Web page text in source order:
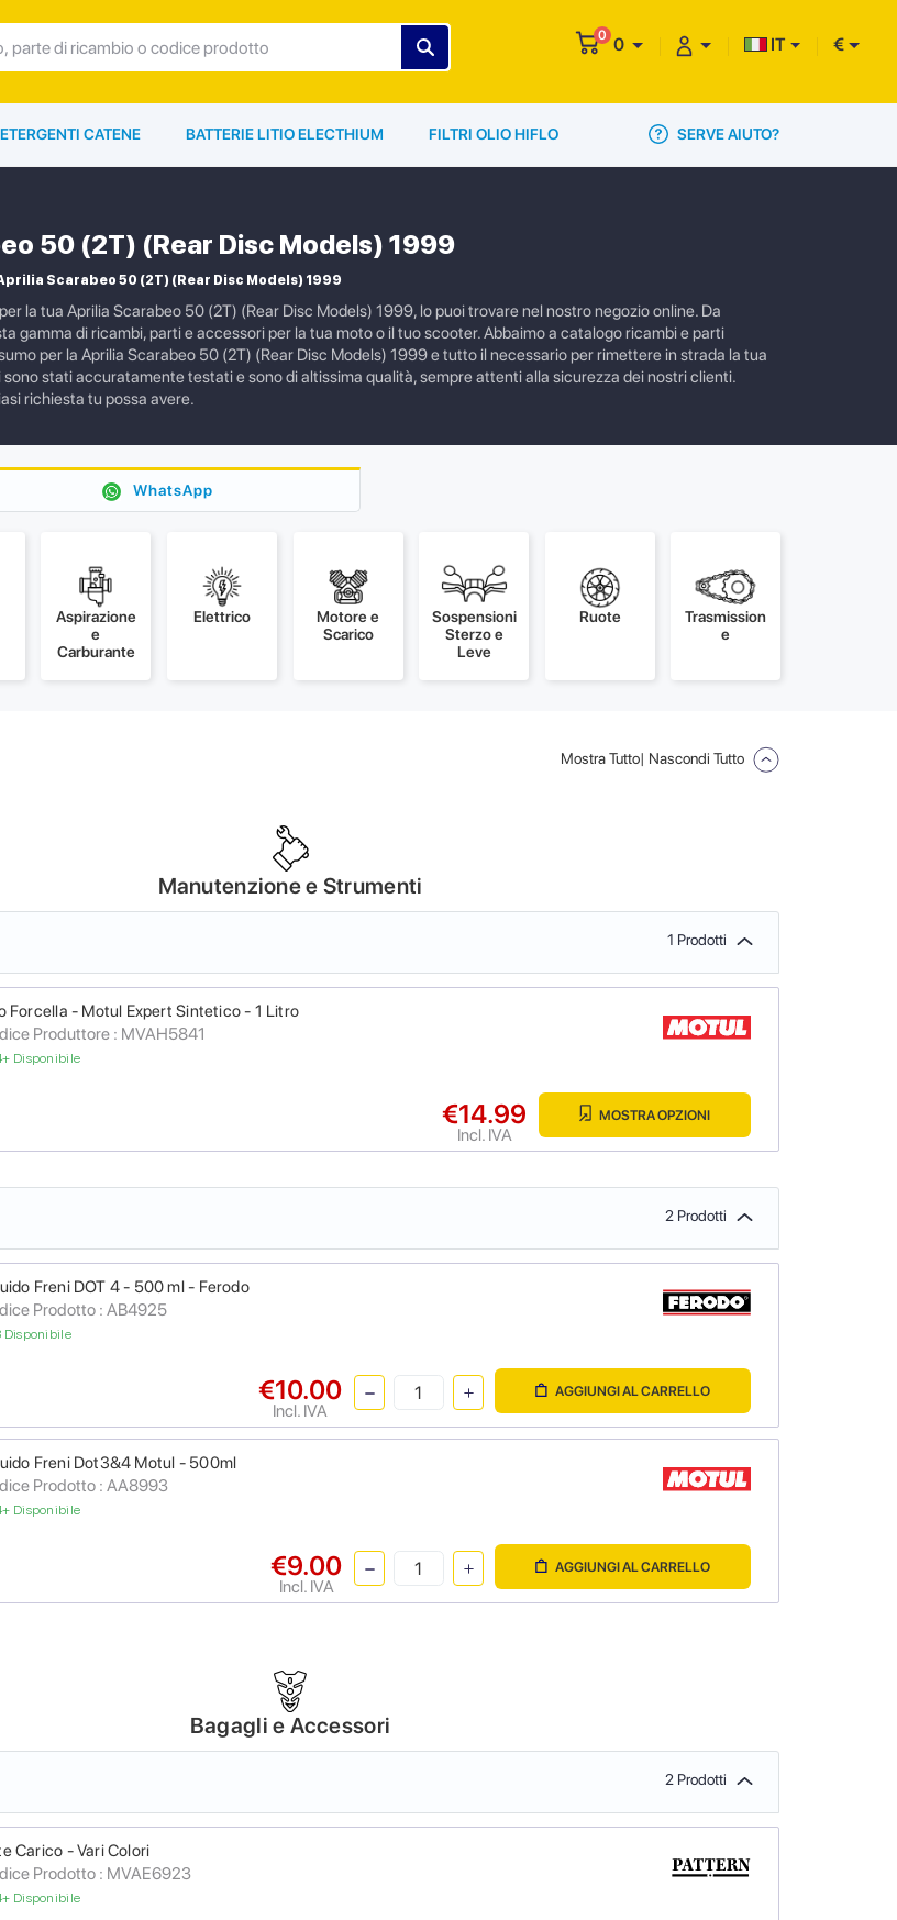
0 0 IT €
CATENE BATTERIE LITIO ELECTHIUM FILTRI OLIO HIFLO SERVE AIUTO?
50 (2T) (Rear Disc Models) 1999
Scarabeo 50 (2T) (Rear Disc Models) 1999
la tua Aprilia Scarabeo 50 (2T) (Rear Disc Models) 1999, lo puoi trovare nel nostro negozio online. Da
gamma di ricambi, parti e accessori per la tua moto o il tuo scooter. Abbaimo a catalogo ricambi e parti
per la Aprilia Scarabeo 50 (2T) (Rear Disc Models) 1999 e tutto il necessario per rimettere in strada la tua
stati accuratamente testati e sono di altissima qualità, sempre attenti alla sicurezza dei nostri clienti.
richiesta tu possa avere.
WhatsApp
Aspirazione
e
Carburante
Elettrico
Motore e
Scarico
Sospensioni
Sterzo e
Leve
Ruote
Trasmission
e
Mostra Tutto| Nascondi Tutto
Manutenzione e Strumenti
1 Prodotti
Forcella - Motul Expert Sintetico - 1 Litro
Produttore : MVAH5841
Disponibile
€14.99
Incl. IVA
MOSTRA OPZIONI
2 Prodotti
Freni DOT 4 - 500 ml - Ferodo
Prodotto : AB4925
Disponibile
€10.00
Incl. IVA
AGGIUNGI AL CARRELLO
Freni Dot3&4 Motul - 500ml
Prodotto : AA8993
Disponibile
€9.00
Incl. IVA
AGGIUNGI AL CARRELLO
Bagagli e Accessori
2 Prodotti
Carico - Vari Colori
Prodotto : MVAE6923
Disponibile